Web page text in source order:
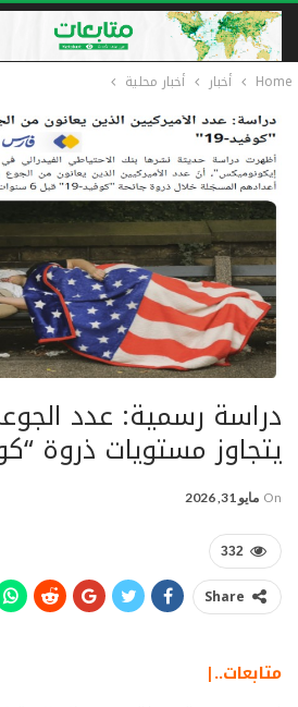
Home أخبار أخبار محلية
دراسة رسمية: عدد
يتجاوز مستويات ذروة
On مايو 31, 2026
332
Share
متابعات..|